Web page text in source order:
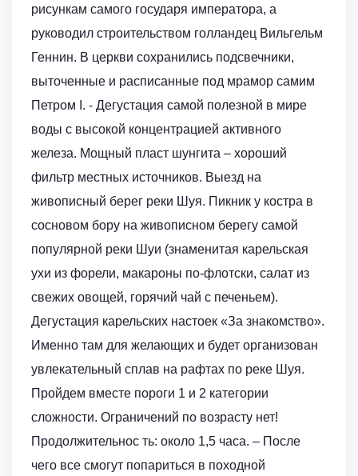
рисункам самого государя императора, а
руководил строительством голландец Вильгельм
Геннин. В церкви сохранились подсвечники,
выточенные и расписанные под мрамор самим
Петром I. - Дегустация самой полезной в мире
воды с высокой концентрацией активного
железа. Мощный пласт шунгита – хороший
фильтр местных источников. Выезд на
живописный берег реки Шуя. Пикник у костра в
сосновом бору на живописном берегу самой
популярной реки Шуи (знаменитая карельская
ухи из форели, макароны по-флотски, салат из
свежих овощей, горячий чай с печеньем).
Дегустация карельских настоек «За знакомство».
Именно там для желающих и будет организован
увлекательный сплав на рафтах по реке Шуя.
Пройдем вместе пороги 1 и 2 категории
сложности. Ограничений по возрасту нет!
Продолжительнос ть: около 1,5 часа. – После
чего все смогут попариться в походной